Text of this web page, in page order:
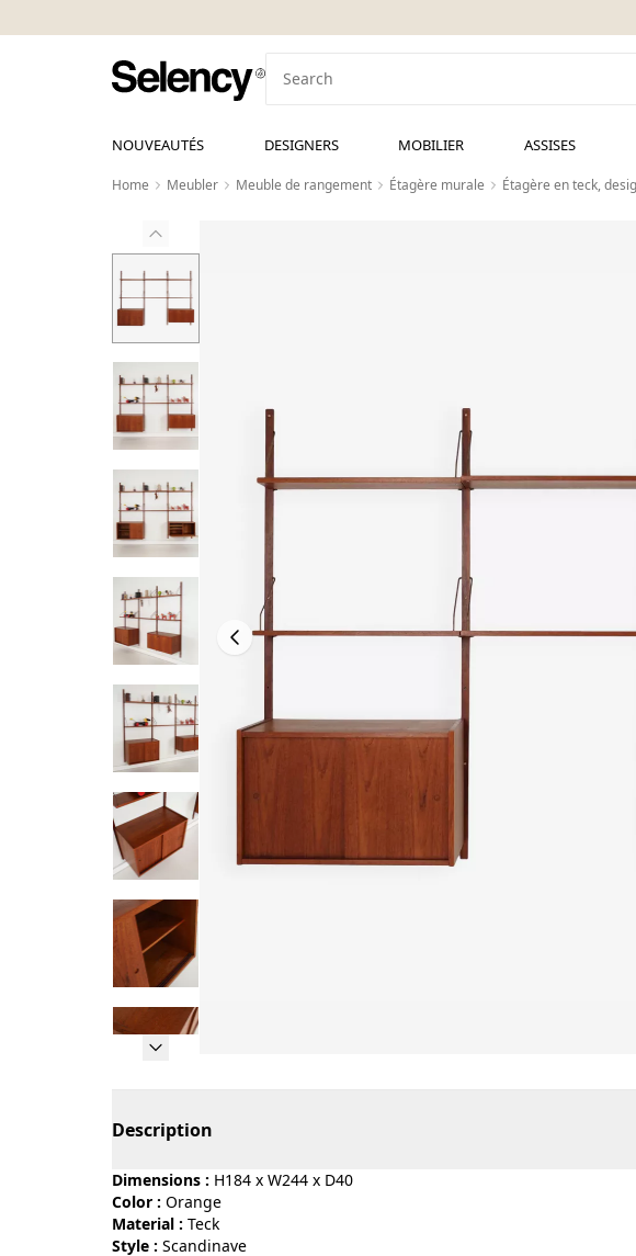
NOUVEAUTÉS DESIGNERS MOBILIER ASSISES
Home Meubler Meuble de rangement Étagère murale Étagère en teck,
Description
Dimensions : H184 x W244 x D40
Color :
orange
Material :
teck
Style :
scandinave